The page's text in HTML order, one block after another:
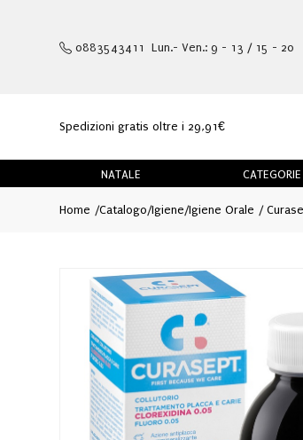
0883543411 Lun.- Ven.: 9 - 13 / 15 - 20
Spedizioni gratis oltre i 29,91€
NATALE CATEGORIE
Home Catalogo/Igiene/Igiene Orale